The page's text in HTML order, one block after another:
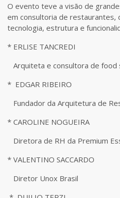
O evento teve a visão de
em consultoria de restaurantes,
tecnologia, estrutura e
* ERLISE TANCREDI
Arquiteta e consultora de food
* EDGAR RIBEIRO
Fundador da Arquitetura de
* CAROLINE NOGUEIRA
Diretora de RH da Premium
* VALENTINO SACCARDO
Diretor Unox Brasil